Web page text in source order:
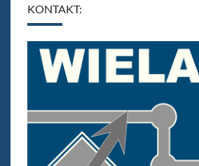
KONTAKT: